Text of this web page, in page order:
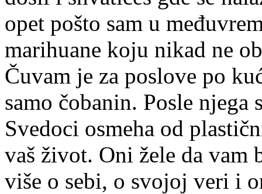
opet pošto sam u
marihuane koju nikad ne
Čuvam je za poslove po
samo čobanin. Posle
Svedoci osmeha od
vaš život. Oni žele da vam
više o sebi, o svojoj veri i